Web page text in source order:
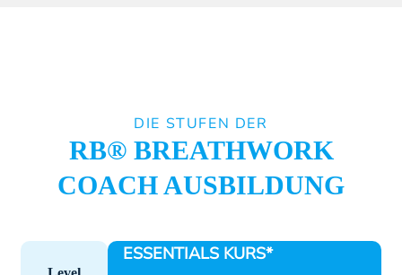
DIE STUFEN DER
RB® BREATHWORK
COACH AUSBILDUNG
ESSENTIALS KURS*